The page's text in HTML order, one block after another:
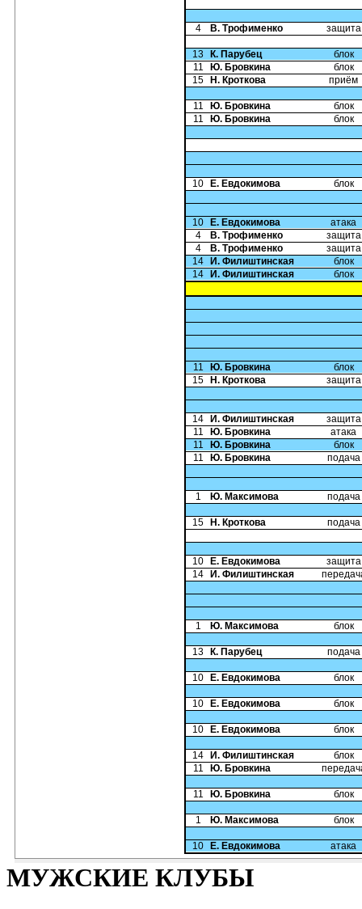
4 В. Трофименко защита
13 К. Парубец
блок
11
Ю. Бровкина
блок
15
Н. Кроткова приём
11 Ю. Бровкина
блок
11
Ю. Бровкина блок
10 Е. Евдокимова блок
10 Е. Евдокимова
атака
4
В. Трофименко
защита
4
В. Трофименко
защита
14
И. Филиштинская
блок
14
И. Филиштинская блок
11 Ю. Бровкина
блок
15
Н. Кроткова защита
14 И. Филиштинская
защита
11
Ю. Бровкина
атака
11
Ю. Бровкина
блок
11
Ю. Бровкина подача
1 Ю. Максимова подача
15 Н. Кроткова подача
10 Е. Евдокимова
защита
14
И. Филиштинская
1 Ю. Максимова блок
13 К. Парубец подача
10 Е. Евдокимова блок
10 Е. Евдокимова блок
10 Е. Евдокимова блок
14 И. Филиштинская
блок
11
Ю. Бровкина
11 Ю. Бровкина блок
1 Ю. Максимова блок
10 Е. Евдокимова атака
МУЖСКИЕ КЛУБЫ